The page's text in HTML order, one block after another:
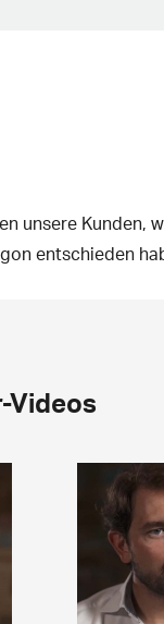
unsere
entschieden
Videos